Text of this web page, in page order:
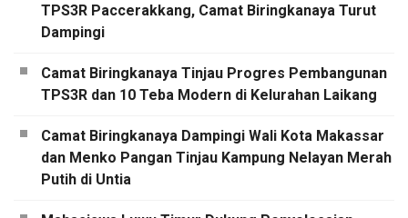
TPS3R Paccerakkang, Camat Biringkanaya Turut
Dampingi
Camat Biringkanaya Tinjau Progres Pembangunan
TPS3R dan 10 Teba Modern di Kelurahan Laikang
Camat Biringkanaya Dampingi Wali Kota Makassar
dan Menko Pangan Tinjau Kampung Nelayan Merah
Putih di Untia